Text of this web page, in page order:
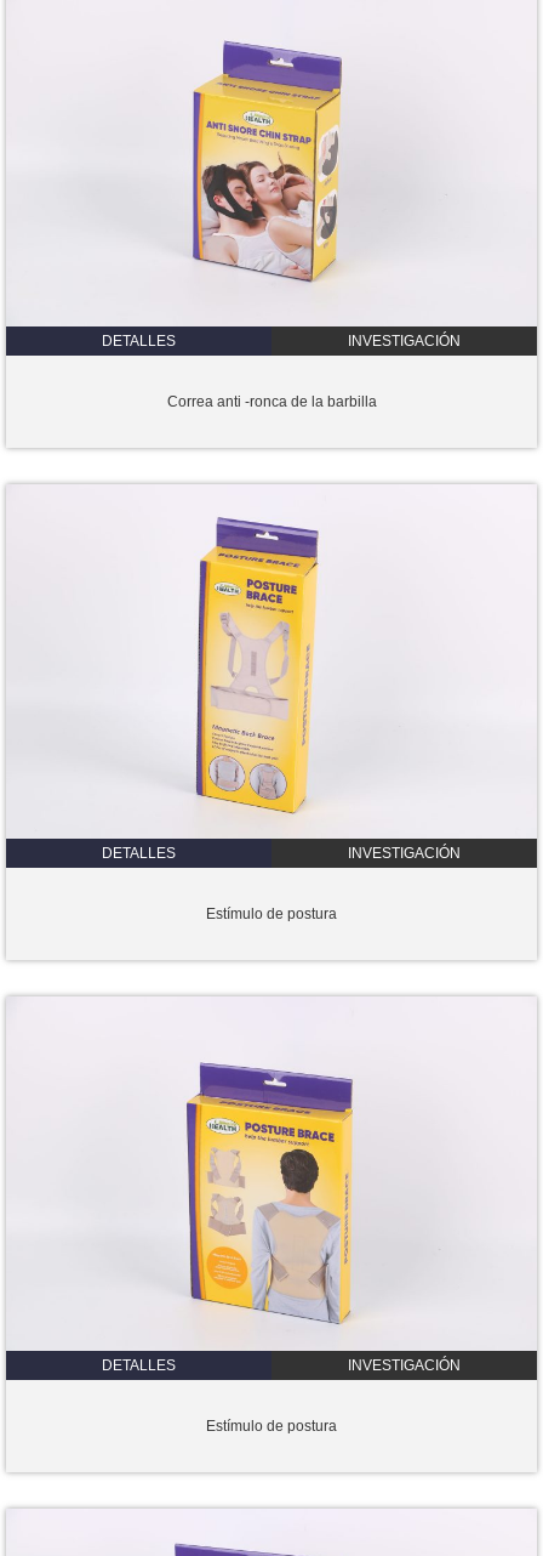
DETALLES INVESTIGACIÓN
Correa anti -ronca de la barbilla
DETALLES INVESTIGACIÓN
Estímulo de postura
DETALLES INVESTIGACIÓN
Estímulo de postura